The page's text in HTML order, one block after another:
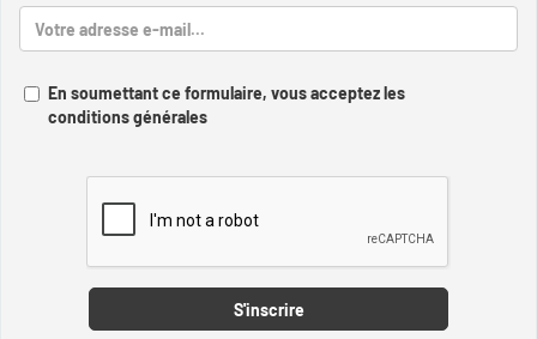
En soumettant ce formulaire, vous acceptez les
conditions générales
S'inscrire